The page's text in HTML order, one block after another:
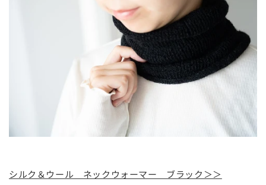
シルク＆ウール ネックウォーマー ブラック＞＞